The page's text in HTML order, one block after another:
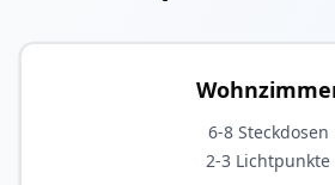
6-8Steckdosen
2-3 Lichtpunkte